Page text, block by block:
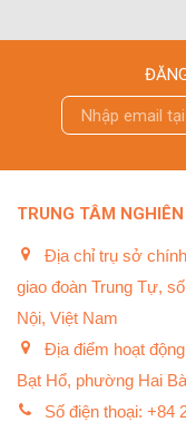
TRUNG TÂM
Địa chỉ trụ sở
giao đoàn Trung Tự,
Nội, Việt Nam
Địa điểm hoạt
Bạt Hổ, phường Hai
Số điện thoại: +84